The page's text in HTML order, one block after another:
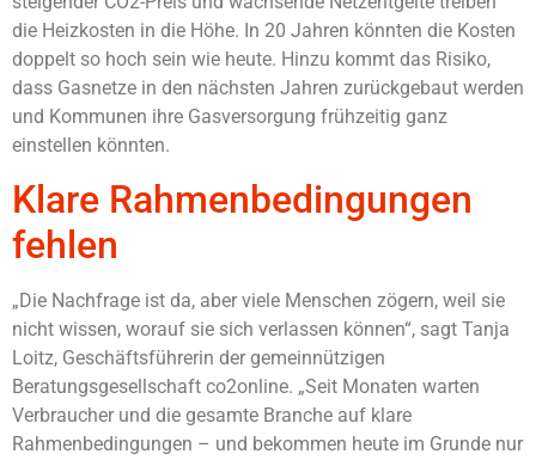
die Heizkosten in die Höhe. In 20 Jahren könnten die Kosten
doppelt so hoch sein wie heute. Hinzu kommt das Risiko,
dass Gasnetze in den nächsten Jahren zurückgebaut werden
und Kommunen ihre Gasversorgung frühzeitig ganz
einstellen könnten.
Klare Rahmenbedingungen
fehlen
„Die Nachfrage ist da, aber viele Menschen zögern, weil sie
nicht wissen, worauf sie sich verlassen können“, sagt Tanja
Loitz, Geschäftsführerin der gemeinnützigen
Beratungsgesellschaft co2online. „Seit Monaten warten
Verbraucher und die gesamte Branche auf klare
Rahmenbedingungen – und bekommen heute im Grunde nur